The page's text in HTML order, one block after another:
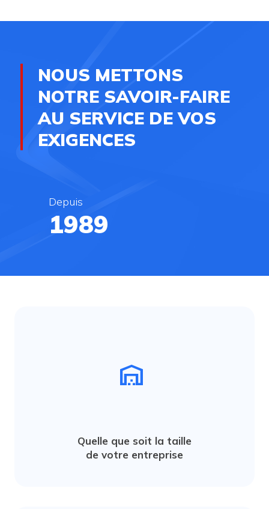
NOUS METTONS
NOTRE SAVOIR-FAIRE
AU SERVICE DE VOS
EXIGENCES
1995
Depuis
warehouse
Quelle que soit la taille
de votre entreprise